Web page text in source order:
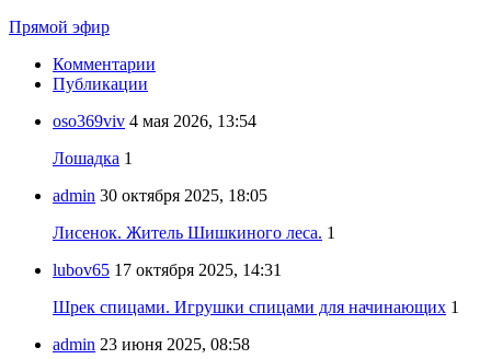
Прямой эфир
Комментарии
Публикации
oso369viv 4 мая 2026, 13:54
Лошадка 1
admin 30 октября 2025, 18:05
Лисенок. Житель Шишкиного леса. 1
lubov65 17 октября 2025, 14:31
Шрек спицами. Игрушки спицами для начинающих 1
admin 23 июня 2025, 08:58